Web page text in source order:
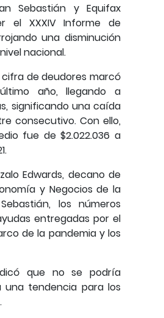
Sebastián y Equifax
el XXXIV Informe de
una disminución
nacional.
cifra de deudores marcó
año, llegando a
significando una caída
consecutivo. Con ello,
fue de $2.022.036 a
Edwards, decano de
y Negocios de la
los números
entregadas por el
de la pandemia y los
que no se podría
una tendencia para los